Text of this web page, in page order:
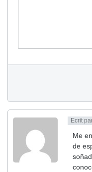
Ecrit
Me
de